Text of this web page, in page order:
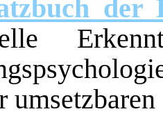
der
umsetzbaren